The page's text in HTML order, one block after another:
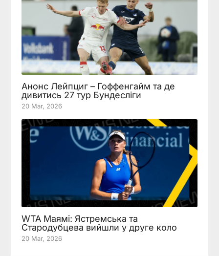
Анонс Лейпциг – Гоффенгайм та де
дивитись 27 тур Бундесліги
20 Mar, 2026
WTA Маямі: Ястремська та
Стародубцева вийшли у друге коло
20 Mar, 2026